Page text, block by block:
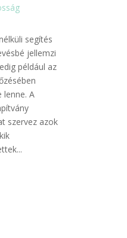
segítés
jellemzi
például az
lenne. A
szervez azok